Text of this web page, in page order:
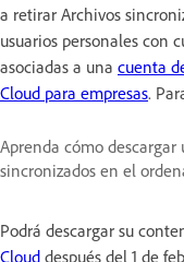
a retirar Archivos
usuarios personales con
asociadas a una cuenta
Cloud para empresas.
Aprenda cómo descargar
sincronizados en el
Podrá descargar su
Cloud después del 1 de